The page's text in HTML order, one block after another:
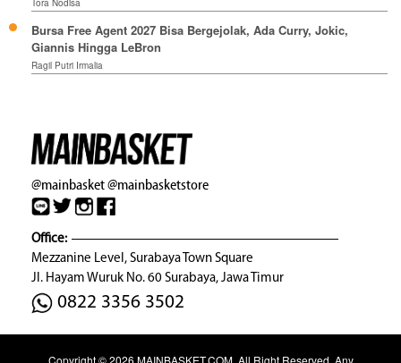
Bursa Free Agent 2027 Bisa Bergejolak, Ada Curry, Jokic,
Giannis Hingga LeBron
Ragil Putri Irmalia
@mainbasket@mainbasketstore
Office:
Mezzanine Level, Surabaya Town Square
Jl. Hayam Wuruk No. 60 Surabaya, Jawa Timur
0822 3356 3502